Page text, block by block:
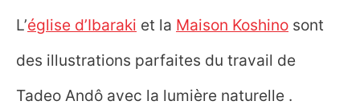
L’église d’Ibaraki et la Maison Koshino sont
des illustrations parfaites du travail de
Tadeo Andô avec la lumière naturelle .